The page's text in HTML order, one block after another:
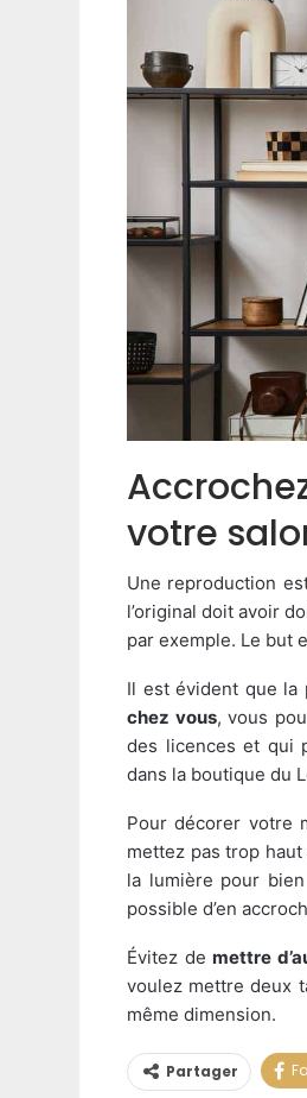
votre
Une reproduction
l’original doit avoir
par exemple. Le but
Il est évident que la
chez vous, vous
des licences et qui
dans la boutique du
Pour décorer votre
mettez pas trop
la lumière pour
possible d’en
Évitez de mettre
voulez mettre deux
même dimension.
Partager